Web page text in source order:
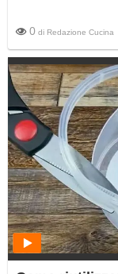
0 di Redazione Cucina